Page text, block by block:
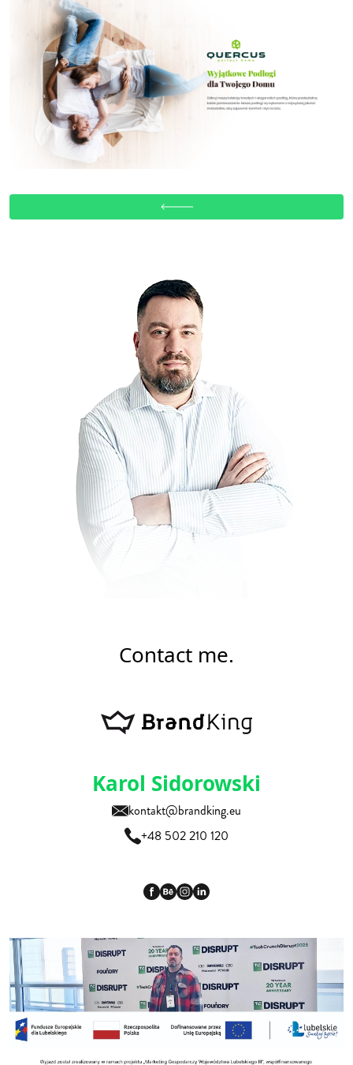
Contact me.
Karol Sidorowski
kontakt@brandking.eu
+48 502 210 120